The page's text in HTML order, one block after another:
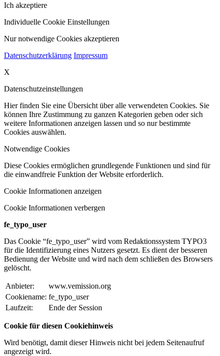
Ich akzeptiere
Individuelle Cookie Einstellungen
Nur notwendige Cookies akzeptieren
Datenschutzerklärung Impressum
X
Datenschutzeinstellungen
Hier finden Sie eine Übersicht über alle verwendeten Cookies. Sie
können Ihre Zustimmung zu ganzen Kategorien geben oder sich
weitere Informationen anzeigen lassen und so nur bestimmte
Cookies auswählen.
Notwendige Cookies
Diese Cookies ermöglichen grundlegende Funktionen und sind für
die einwandfreie Funktion der Website erforderlich.
Cookie Informationen anzeigen
Cookie Informationen verbergen
fe_typo_user
Das Cookie “fe_typo_user” wird vom Redaktionssystem TYPO3
für die Identifizierung eines Nutzers gesetzt. Es dient der besseren
Bedienung der Website und wird nach dem schließen des Browsers
gelöscht.
Anbieter:
www.vemission.org
Cookiename: fe_typo_user
Laufzeit:
Ende der Session
Cookie für diesen Cookiehinweis
Wird benötigt, damit dieser Hinweis nicht bei jedem Seitenaufruf
angezeigt wird.